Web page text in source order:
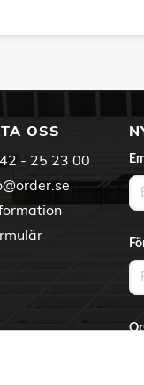
OSS
- 25 23 00